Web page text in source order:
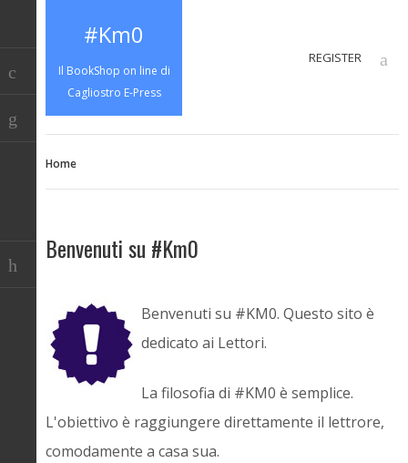
#Km0
Il BookShop on line di
Cagliostro E-Press
REGISTER
Home
Benvenuti su #Km0
Benvenuti su #KM0. Questo sito è
dedicato ai Lettori.
La filosofia di #KM0 è semplice.
L'obiettivo è raggiungere direttamente il lettrore,
comodamente a casa sua.